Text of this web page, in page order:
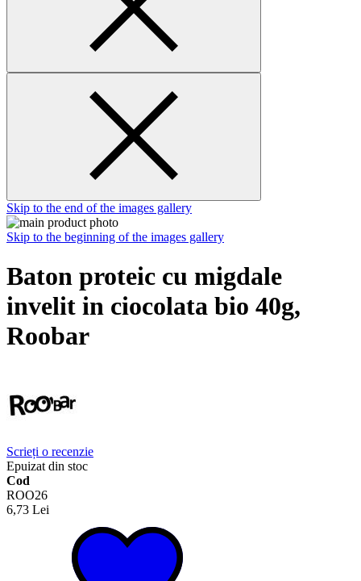
Skip to the end of the images gallery
Skip to the beginning of the images gallery
Baton proteic cu migdale
invelit in ciocolata bio 40g,
Roobar
Scrieți o recenzie
Epuizat din stoc
Cod
ROO26
6,73 Lei